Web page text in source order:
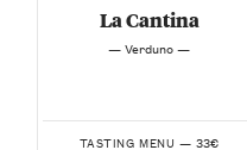
La Cantina
— Verduno —
TASTING MENU — 33€